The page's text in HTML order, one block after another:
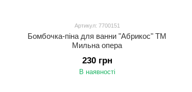
Артикул: 7700151
Бомбочка-піна для ванни "Абрикос" ТМ
Мильна опера
230 грн
В наявності